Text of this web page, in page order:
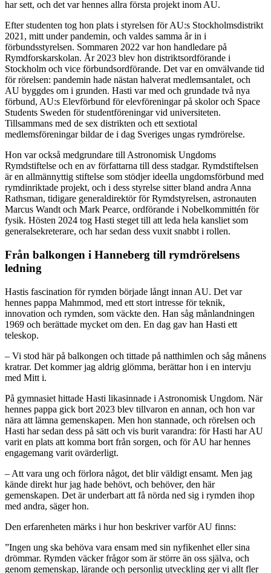
har sett, och det var hennes allra första projekt inom AU.
Efter studenten tog hon plats i styrelsen för AU:s Stockholmsdistrikt
2021, mitt under pandemin, och valdes samma år in i
förbundsstyrelsen. Sommaren 2022 var hon handledare på
Rymdforskarskolan. År 2023 blev hon distriktsordförande i
Stockholm och vice förbundsordförande. Det var en omvälvande tid
för rörelsen: pandemin hade nästan halverat medlemsantalet, och
AU byggdes om i grunden. Hasti var med och grundade två nya
förbund, AU:s Elevförbund för elevföreningar på skolor och Space
Students Sweden för studentföreningar vid universiteten.
Tillsammans med de sex distrikten och ett sextiotal
medlemsföreningar bildar de i dag Sveriges ungas rymdrörelse.
Hon var också medgrundare till Astronomisk Ungdoms
Rymdstiftelse och en av författarna till dess stadgar. Rymdstiftelsen
är en allmännyttig stiftelse som stödjer ideella ungdomsförbund med
rymdinriktade projekt, och i dess styrelse sitter bland andra Anna
Rathsman, tidigare generaldirektör för Rymdstyrelsen, astronauten
Marcus Wandt och Mark Pearce, ordförande i Nobelkommittén för
fysik. Hösten 2024 tog Hasti steget till att leda hela kansliet som
generalsekreterare, och har sedan dess vuxit snabbt i rollen.
Från balkongen i Hanneberg till rymdrörelsens
ledning
Hastis fascination för rymden började långt innan AU. Det var
hennes pappa Mahmmod, med ett stort intresse för teknik,
innovation och rymden, som väckte den. Han såg månlandningen
1969 och berättade mycket om den. En dag gav han Hasti ett
teleskop.
– Vi stod här på balkongen och tittade på natthimlen och såg månens
kratrar. Det kommer jag aldrig glömma, berättar hon i en intervju
med Mitt i.
På gymnasiet hittade Hasti likasinnade i Astronomisk Ungdom. När
hennes pappa gick bort 2023 blev tillvaron en annan, och hon var
nära att lämna gemenskapen. Men hon stannade, och rörelsen och
Hasti har sedan dess på sätt och vis burit varandra: för Hasti har AU
varit en plats att komma bort från sorgen, och för AU har hennes
engagemang varit ovärderligt.
– Att vara ung och förlora något, det blir väldigt ensamt. Men jag
kände direkt hur jag hade behövt, och behöver, den här
gemenskapen. Det är underbart att få nörda ned sig i rymden ihop
med andra, säger hon.
Den erfarenheten märks i hur hon beskriver varför AU finns:
”Ingen ung ska behöva vara ensam med sin nyfikenhet eller sina
drömmar. Rymden väcker frågor som är större än oss själva, och
genom gemenskap, lärande och personlig utveckling ger vi allt fler